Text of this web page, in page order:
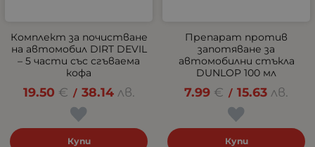
Комплект за почистване
на автомобил DIRT DEVIL
– 5 части със сгъваема
кофа
19.50 € / 38.14 лв.
Купи
Препарат против
запотяване за
автомобилни стъкла
DUNLOP 100 мл
7.99 € / 15.63 лв.
Купи